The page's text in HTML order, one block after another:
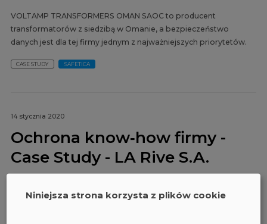
VOLTAMP TRANSFORMERS OMAN SAOC to producent
transformatorów z siedzibą w Omanie, a bezpieczeństwo
danych jest dla tej firmy jednym z najważniejszych priorytetów.
CASE STUDY SAFETICA
14 stycznia 2020
Ochrona know‑how firmy -
Case Study - LA Rive S.A.
szukaliśmy narzędzia, które da nam poczucie bezpieczeństwa
Niniejsza strona korzysta z plików cookie